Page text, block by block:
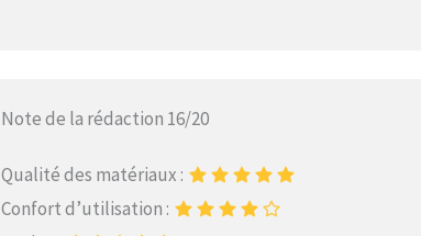
Note de la rédaction 16/20
Qualité des matériaux :
Confort d’utilisation :